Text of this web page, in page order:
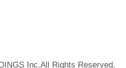
Inc.All Rights Reserved.